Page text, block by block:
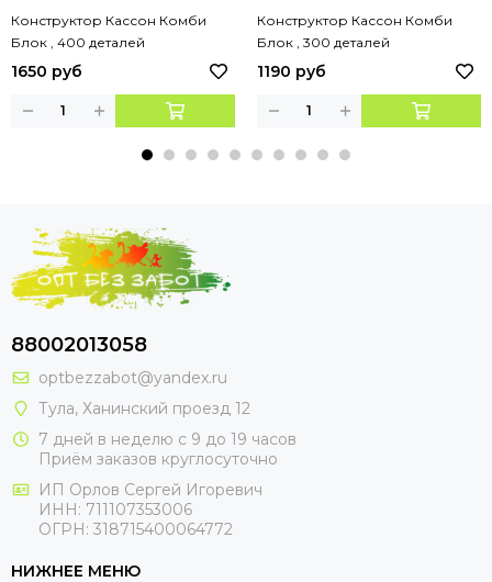
Конструктор Кассон Комби
Блок , 400 деталей
1650 руб
Конструктор Кассон Комби
Блок , 300 деталей
1190 руб
88002013058
optbezzabot@yandex.ru
Тула, Ханинский проезд 12
7 дней в неделю с 9 до 19 часов
Приём заказов круглосуточно
ИП Орлов Сергей Игоревич
ИНН: 711107353006
ОГРН: 318715400064772
НИЖНЕЕ МЕНЮ